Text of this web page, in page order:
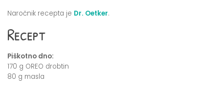
Naročnik recepta je Dr. Oetker.
Recept
Piškotno dno:
170 g OREO drobtin
80 g masla